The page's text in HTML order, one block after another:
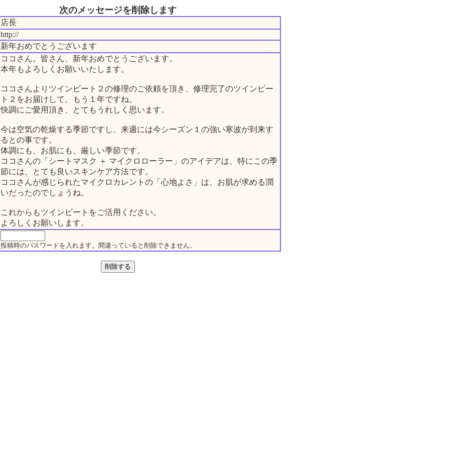
次のメッセージを削除します
店長
http://
新年おめでとうございます
ココさん。皆さん、新年おめでとうございます。
本年もよろしくお願いいたします。
ココさんよりツインビート２の修理のご依頼を頂き、修理完了のツインビー
ト２をお届けして、もう１年ですね。
快調にご愛用頂き、とてもうれしく思います。
今は空気の乾燥する季節ですし、来週には今シーズン１の強い寒波が到来す
るとの事です。
体調にも、お肌にも、厳しい季節です。
ココさんの「シートマスク ＋ マイクロローラー」のアイデアは、特にこの季
節には、とても良いスキンケア方法です。
ココさんが感じられたマイクロカレントの「心地よさ」は、お肌が求める潤
いだったのでしょうね。
これからもツインビートをご活用ください。
よろしくお願いします。
投稿時のパスワードを入れます。間違っていると削除できません。